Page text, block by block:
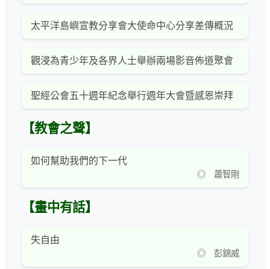
太平洋島嶼宣教分享會大使命中心分享差傳概況
觀浸為青少年及各界人士舉辦兩場影音佈道聚會
聖經公會五十週年紀念舉行週年大會暨感恩崇拜
【教會之聲】
如何幫助我們的下一代
◎ 蕭智剛
【畫中有話】
失自由
◎ 彭錦威